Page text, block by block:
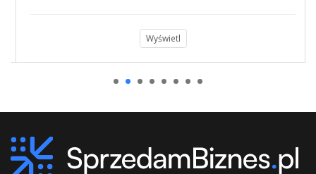
Wyświetl